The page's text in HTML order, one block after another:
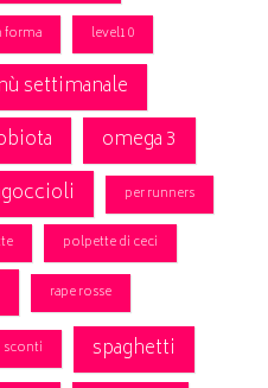
forma level10
settimanale
omega 3
per runners
polpette di ceci
rape rosse
sconti spaghetti